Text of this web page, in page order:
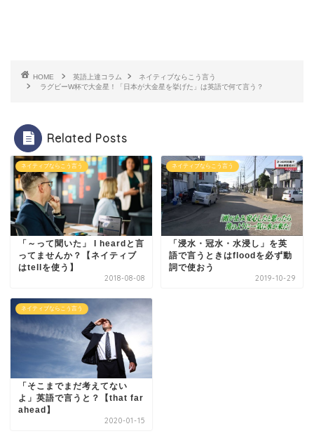
HOME 英語上達コラム
ネイティブならこう言う
ラグビーW杯で大金星！「日本が大金星を挙げた」は英語で何て言う？
Related Posts
ネイティブならこう言う
「～って聞いた」 I heardと言
ってませんか？【ネイティブ
はtellを使う】
2018-08-08
ネイティブならこう言う
「浸水・冠水・水浸し」を英
語で言うときはfloodを必ず動
詞で使おう
2019-10-29
ネイティブならこう言う
「そこまでまだ考えてない
よ」英語で言うと？【that far
ahead】
2020-01-15